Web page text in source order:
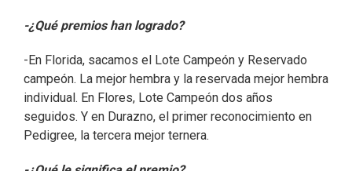
-¿Qué premios han logrado?
-En Florida, sacamos el Lote Campeón y Reservado
campeón. La mejor hembra y la reservada mejor hembra
individual. En Flores, Lote Campeón dos años
seguidos. Y en Durazno, el primer reconocimiento en
Pedigree, la tercera mejor ternera.